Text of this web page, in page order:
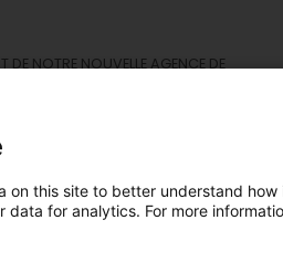
NOTRE NOUVELLE AGENCE DE
utilitaires et industriels au
on this site to better understand how
for analytics. For more